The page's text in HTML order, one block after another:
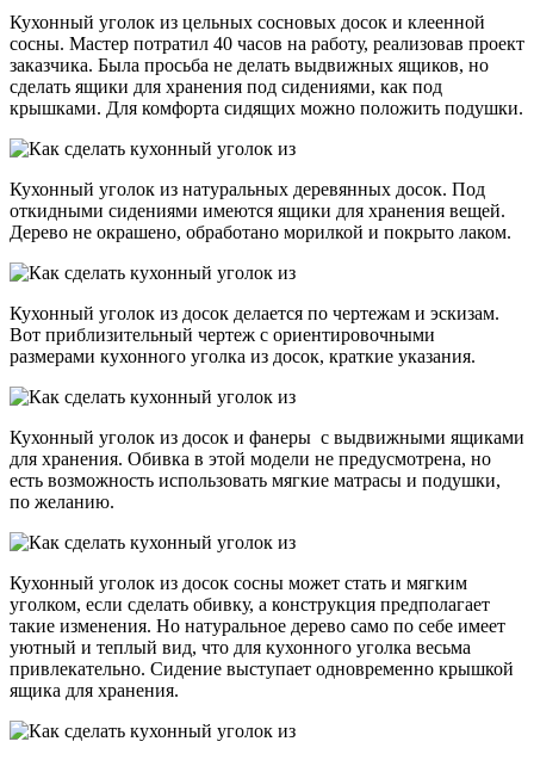
Кухонный уголок из цельных сосновых досок и клеенной
сосны. Мастер потратил 40 часов на работу, реализовав проект
заказчика. Была просьба не делать выдвижных ящиков, но
сделать ящики для хранения под сидениями, как под
крышками. Для комфорта сидящих можно положить подушки.
Кухонный уголок из натуральных деревянных досок. Под
откидными сидениями имеются ящики для хранения вещей.
Дерево не окрашено, обработано морилкой и покрыто лаком.
Кухонный уголок из досок делается по чертежам и эскизам.
Вот приблизительный чертеж с ориентировочными
размерами кухонного уголка из досок, краткие указания.
Кухонный уголок из досок и фанеры с выдвижными ящиками
для хранения. Обивка в этой модели не предусмотрена, но
есть возможность использовать мягкие матрасы и подушки,
по желанию.
Кухонный уголок из досок сосны может стать и мягким
уголком, если сделать обивку, а конструкция предполагает
такие изменения. Но натуральное дерево само по себе имеет
уютный и теплый вид, что для кухонного уголка весьма
привлекательно. Сидение выступает одновременно крышкой
ящика для хранения.